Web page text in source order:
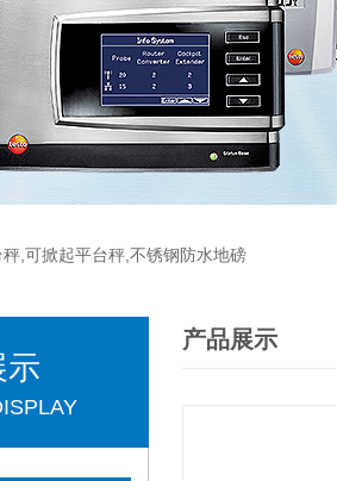
,可掀起平台秤,不锈钢防水地磅
示
产品展示